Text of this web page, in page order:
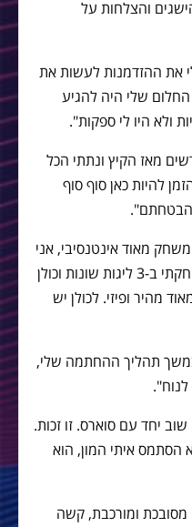
והצלחות על
את ההזדמנות לעשות את
לפחות. החלום שלי היה להגיע
ולא היו לי ספקות".
למעבר הזה במשך 6 חודשים מאז הקיץ ונתתי הכל
להיות כאן סוף סוף
הבטחתם".
מאוד אינטנסיבי, אני
מקווה שאוכל להשתלב היטב. שיחקתי ב-3 ליגות שונות וכולן
מהיר ופיזי. לכולן יש
לטוס 3-4 פעמים במשך תהליך ההחתמה שלי,
יחד עם סוארס. זו זכות.
הסתמס איתי המון, הוא
מסובכת ומורכבת, קשה